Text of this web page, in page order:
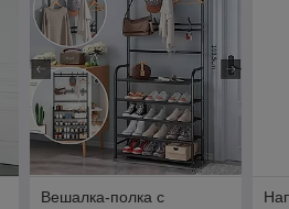
Вешалка-полка с